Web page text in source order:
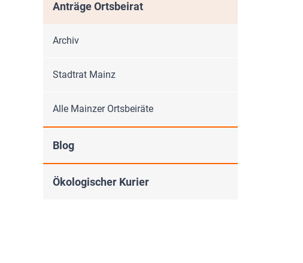
Anträge Ortsbeirat
Archiv
Stadtrat Mainz
Alle Mainzer Ortsbeiräte
Blog
Ökologischer Kurier